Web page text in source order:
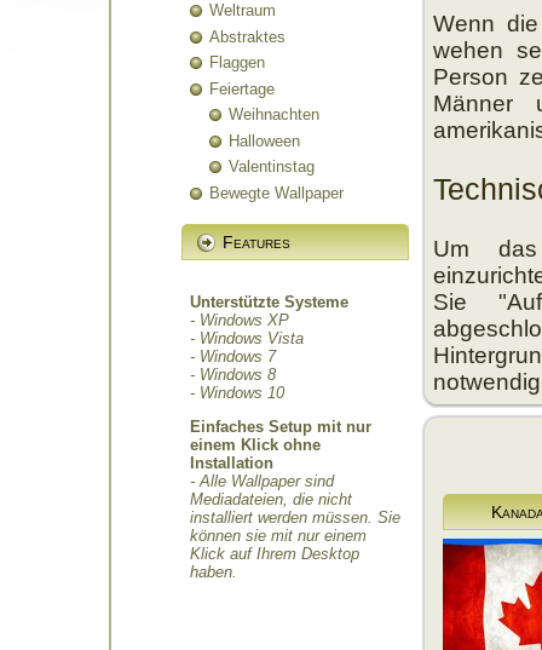
Weltraum
Abstraktes
Flaggen
Feiertage
Weihnachten
Halloween
Valentinstag
Bewegte Wallpaper
Features
Unterstützte Systeme
- Windows XP
- Windows Vista
- Windows 7
- Windows 8
- Windows 10
Einfaches Setup mit nur
einem Klick ohne
Installation
- Alle Wallpaper sind
Mediadateien, die nicht
installiert werden müssen. Sie
können sie mit nur einem
Klick auf Ihrem Desktop
haben.
Wenn
wehen
Person
Männer
Um das
Sie